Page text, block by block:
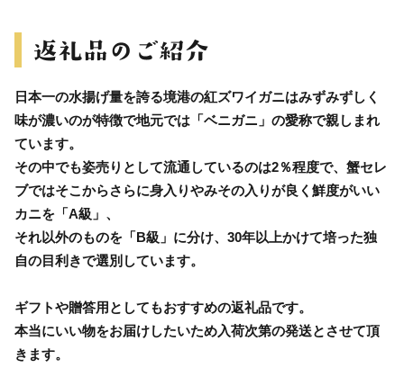
日本一の水揚げ量を誇る境港の紅ズワイガニはみずみずしく
味が濃いのが特徴で地元では「ベニガニ」の愛称で親しまれ
ています。
その中でも姿売りとして流通しているのは2％程度で、蟹セレ
ブではそこからさらに身入りやみその入りが良く鮮度がいい
カニを「A級」、
それ以外のものを「B級」に分け、30年以上かけて培った独
自の目利きで選別しています。
ギフトや贈答用としてもおすすめの返礼品です。
本当にいい物をお届けしたいため入荷次第の発送とさせて頂
きます。